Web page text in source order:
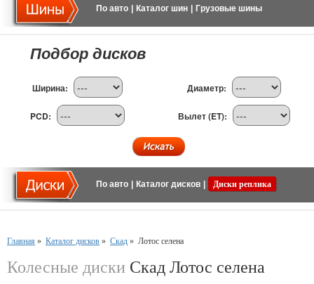
По авто Каталог шин Грузовые шины
Подбор дисков
Ширина: Диаметр:
PCD: Вылет (ET):
По авто Каталог дисков Диски реплика
Главная » Каталог дисков » Скад » Лотос селена
Колесные диски Скад Лотос селена